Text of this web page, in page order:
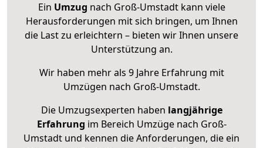
Ein Umzug nach Groß-Umstadt kann viele
Herausforderungen mit sich bringen, um Ihnen
die Last zu erleichtern – bieten wir Ihnen unsere
Unterstützung an.
Wir haben mehr als 9 Jahre Erfahrung mit
Umzügen nach Groß-Umstadt.
Die Umzugsexperten haben langjährige
Erfahrung im Bereich Umzüge nach Groß-
Umstadt und kennen die Anforderungen, die ein